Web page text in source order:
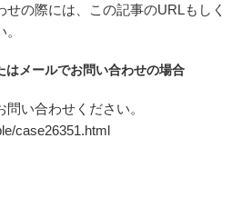
の際には、この記事のURLもしく
はメールでお問い合わせの場合
い合わせください。
case26351.html